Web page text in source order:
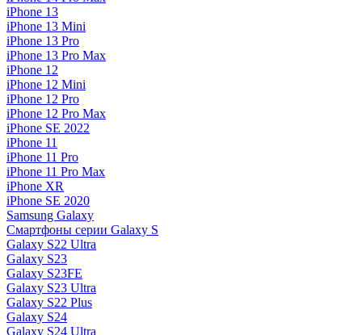
iPhone 13
iPhone 13 Mini
iPhone 13 Pro
iPhone 13 Pro Max
iPhone 12
iPhone 12 Mini
iPhone 12 Pro
iPhone 12 Pro Max
iPhone SE 2022
iPhone 11
iPhone 11 Pro
iPhone 11 Pro Max
iPhone XR
iPhone SE 2020
Samsung Galaxy
Смартфоны серии Galaxy S
Galaxy S22 Ultra
Galaxy S23
Galaxy S23FE
Galaxy S23 Ultra
Galaxy S22 Plus
Galaxy S24
Galaxy S24 Ultra